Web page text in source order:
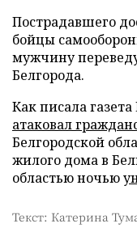
Пострадавшего
бойцы
мужчину
Белгорода.
Как писала
атаковал
Белгородской
жилого дома в
областью ночью
Текст: Катерина